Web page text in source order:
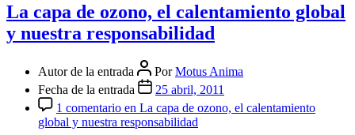
La capa de ozono, el calentamiento global
y nuestra responsabilidad
Autor de la entrada PorMotus Anima
Fecha de la entrada
25 abril, 2011
1 comentario en La capa de ozono, el calentamiento
global y nuestra responsabilidad